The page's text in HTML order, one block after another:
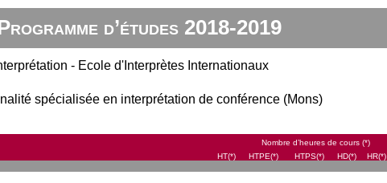
d’études 2018-2019
- Ecole d'Interprètes Internationaux
spécialisée en interprétation de conférence (Mons)
Nombre d’heures de cours (*)
HT(*)
HTPE(*) HTPS(*) HD(*) HR(*)